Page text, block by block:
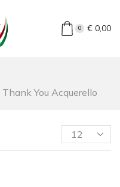
0 €0,00
You Acquerello